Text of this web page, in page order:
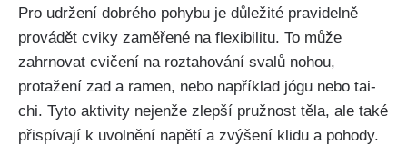
Pro udržení dobrého pohybu je důležité pravidelně
provádět cviky zaměřené na flexibilitu. To může
zahrnovat cvičení na roztahování svalů nohou,
protažení zad a ramen, nebo například jógu nebo tai-
chi. Tyto aktivity nejenže zlepší pružnost těla, ale také
přispívají k uvolnění napětí a zvýšení klidu a pohody.